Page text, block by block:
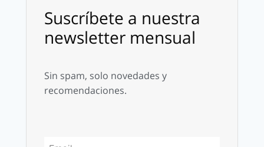
Suscríbete a nuestra
newsletter mensual
Sin spam, solo novedades y
recomendaciones.